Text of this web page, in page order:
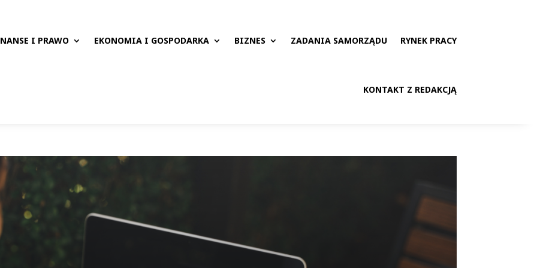
I PRAWO EKONOMIA I GOSPODARKA BIZNES ZADANIA SAMORZĄDU RYNEK PRACY
KONTAKT Z REDAKCJĄ